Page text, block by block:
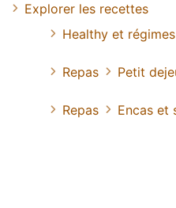
Explorer les recettes
Healthy et régimes
Repas Petit
Repas Encas et